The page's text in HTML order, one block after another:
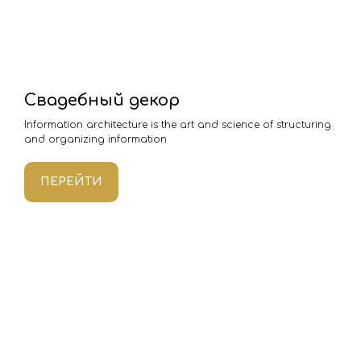
Свадебный декор
Information architecture is the art and science of structuring
and organizing information
ПЕРЕЙТИ